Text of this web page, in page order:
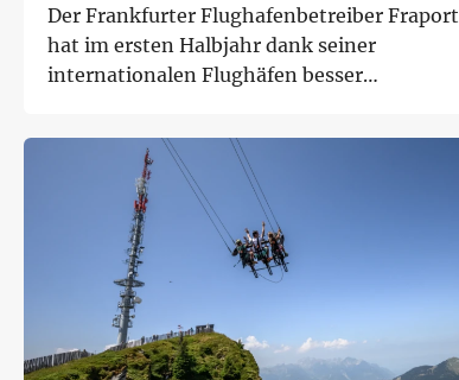
Der Frankfurter Flughafenbetreiber Fraport
hat im ersten Halbjahr dank seiner
internationalen Flughäfen besser